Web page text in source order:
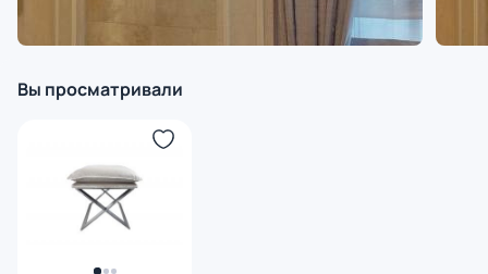
Вы просматривали